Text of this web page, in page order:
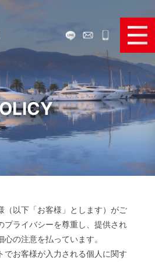
（以下「お客様」とします）がご
プライバシーを尊重し、提供され
の注意を払っています。
でお客様が入力される個人に関す